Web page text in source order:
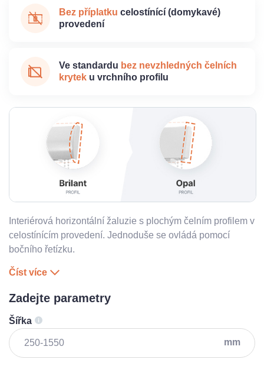
Bez příplatku celostínící (domykavé)
provedení
Ve standardu bez nevzhledných čelních
krytek u vrchního profilu
Interiérová horizontální žaluzie s plochým čelním profilem v
celostínícím provedení. Jednoduše se ovládá pomocí
bočního řetízku.
Číst více
Zadejte parametry
Šířka
mm